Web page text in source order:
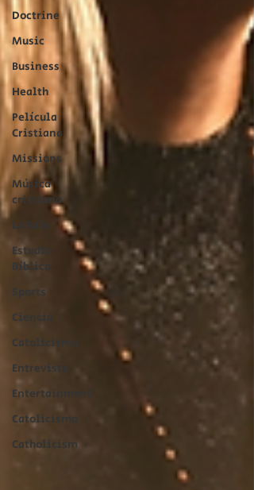
Doctrine
Music
Business
Health
Película
Cristiana
Missions
Música
cristiana
La Sala
Estudio
Bíblico
Sports
Ciencia
Catolicismo
Entrevista
Entertainment
Catolicismo
Catholicism